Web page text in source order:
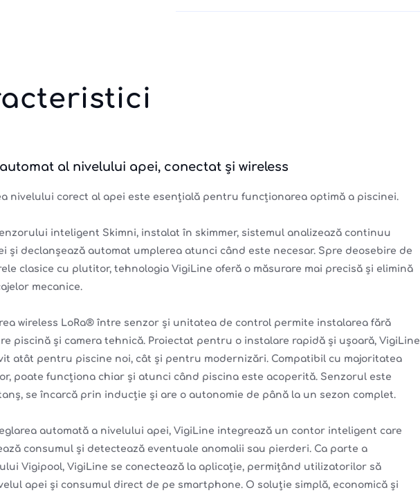
al nivelului apei, conectat și wireless
nivelului corect al apei este esențială pentru funcționarea optimă a piscinei.
inteligent Skimni, instalat în skimmer, sistemul analizează continuu
și declanșează automat umplerea atunci când este necesar. Spre deosebire de
clasice cu plutitor, tehnologia VigiLine oferă o măsurare mai precisă și elimină
mecanice.
wireless LoRa® între senzor și unitatea de control permite instalarea fără
piscină și camera tehnică. Proiectat pentru o instalare rapidă și ușoară, VigiLine
atât pentru piscine noi, cât și pentru modernizări. Compatibil cu majoritatea
poate funcționa chiar și atunci când piscina este acoperită. Senzorul este
se încarcă prin inducție și are o autonomie de până la un sezon complet.
automată a nivelului apei, VigiLine integrează un contor inteligent care
consumul și detectează eventuale anomalii sau pierderi. Ca parte a
Vigipool, VigiLine se conectează la aplicație, permițând utilizatorilor să
apei și consumul direct de pe smartphone. O soluție simplă, economică și